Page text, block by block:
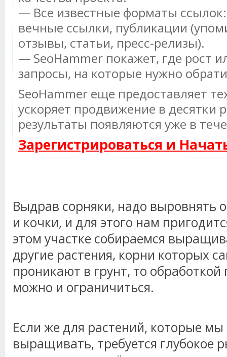
— Все известные форматы
вечные ссылки, публикации
отзывы, статьи, пресс-релизы).
— SeoHammer покажет, где рост
запросы, на которые нужно
SeoHammer еще предоставляет
ускоряет продвижение в десятки
результаты появляются уже в
Зарегистрироваться и
Выдрав сорняки, надо выровнять
и кочки, и для этого нам
этом участке собираемся
другие растения, корни которых
проникают в грунт, то обработкой
можно и ограничиться.
Если же для растений, которые мы
выращивать, требуется глубокое